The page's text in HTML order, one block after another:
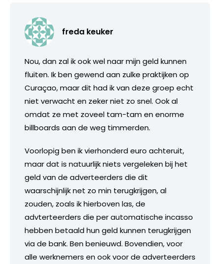
freda keuker
Nou, dan zal ik ook wel naar mijn geld kunnen
fluiten. Ik ben gewend aan zulke praktijken op
Curaçao, maar dit had ik van deze groep echt
niet verwacht en zeker niet zo snel. Ook al
omdat ze met zoveel tam-tam en enorme
billboards aan de weg timmerden.
Voorlopig ben ik vierhonderd euro achteruit,
maar dat is natuurlijk niets vergeleken bij het
geld van de adverteerders die dit
waarschijnlijk net zo min terugkrijgen, al
zouden, zoals ik hierboven las, de
advterteerders die per automatische incasso
hebben betaald hun geld kunnen terugkrijgen
via de bank. Ben benieuwd. Bovendien, voor
alle werknemers en ook voor de adverteerders